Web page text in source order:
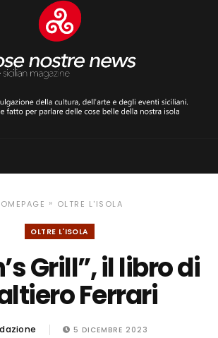
» OLTRE L'ISOLA
OLTRE L'ISOLA
Grill”, il libro di
Ferrari
5 DICEMBRE 2023